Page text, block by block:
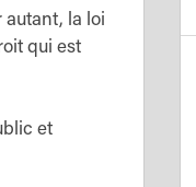
autant, la loi
qui est
et